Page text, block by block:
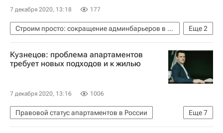
7 декабря 2020, 13:18 177
Еще2
Строим просто: сокращение админбарьеров в строительстве
Москва
Строительство
Кузнецов: проблема апартаментов
требует новых подходов и к жилью
7 декабря 2020, 13:16 1006
Еще7
Правовой статус апартаментов в России
Москва